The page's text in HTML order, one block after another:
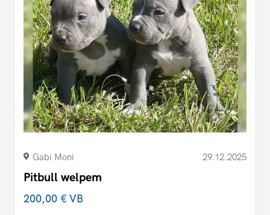
Gabi Moni 29.12.2025
Pitbull welpem
200,00 €VB